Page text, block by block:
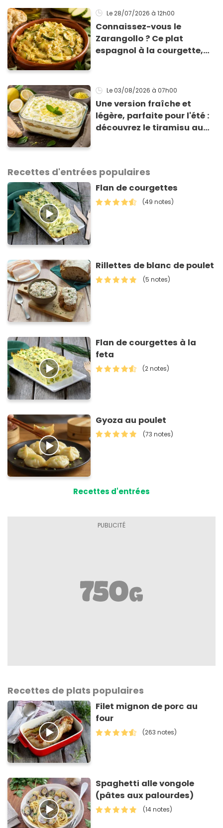
Le 28/07/2026 à 12h00
Connaissez-vous le
Zarangollo ? Ce plat
espagnol à la courgette,
Le 03/08/2026 à 07h00
Une version fraîche et
légère, parfaite pour l'été :
découvrez le tiramisu au
Recettes d'entrées populaires
Flan de courgettes
(49 notes)
Rillettes de blanc de poulet
(5 notes)
Flan de courgettes à la
feta
(2 notes)
Gyoza au poulet
(73 notes)
Recettes d'entrées
Recettes de plats populaires
Filet mignon de porc au
four
(263 notes)
Spaghetti alle vongole
(pâtes aux palourdes)
(14 notes)